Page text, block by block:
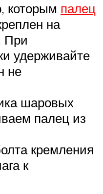
которым палец
на
При
удерживайте
не
шаровых
палец из
кремления
к